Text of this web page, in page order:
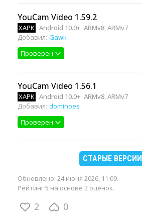
YouCam Video 1.59.2
XAPK Android 10.0+ ARMv8, ARMv7
Добавил: Gawk
Проверен
YouCam Video 1.56.1
XAPK Android 10.0+ ARMv8, ARMv7
Добавил: dominoes
Проверен
СТАРЫЕ ВЕРСИИ
Обновлено: 24 июня 2026, 11:09.
Рейтинг 5 на основе 2 оценок.
2 0